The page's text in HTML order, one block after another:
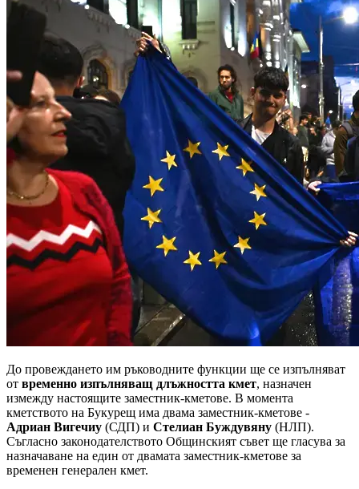
До провеждането им ръководните функции ще се изпълняват
от временно изпълняващ длъжността кмет, назначен
измежду настоящите заместник-кметове. В момента
кметството на Букурещ има двама заместник-кметове -
Адриан Вигечиу (СДП) и Стелиан Буждувяну (НЛП).
Съгласно законодателството Общинският съвет ще гласува за
назначаване на един от двамата заместник-кметове за
временен генерален кмет.